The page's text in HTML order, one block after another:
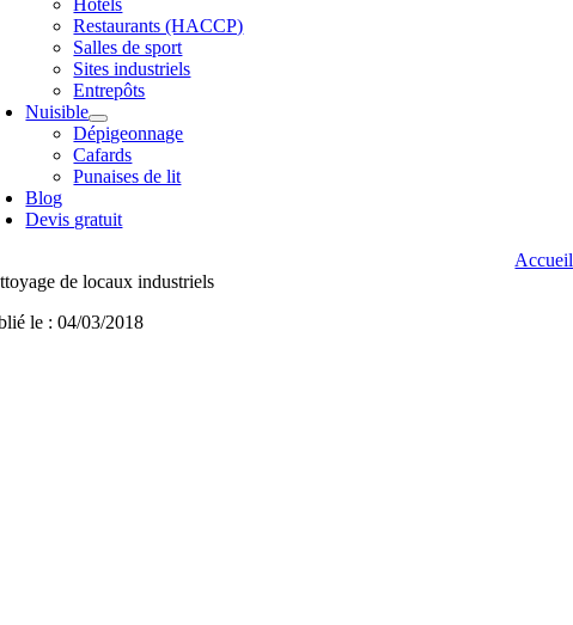
Hôtels
Restaurants (HACCP)
Salles de sport
Sites industriels
Entrepôts
Nuisible
Dépigeonnage
Cafards
Punaises de lit
Blog
Devis gratuit
Accueil
de locaux industriels
le : 04/03/2018